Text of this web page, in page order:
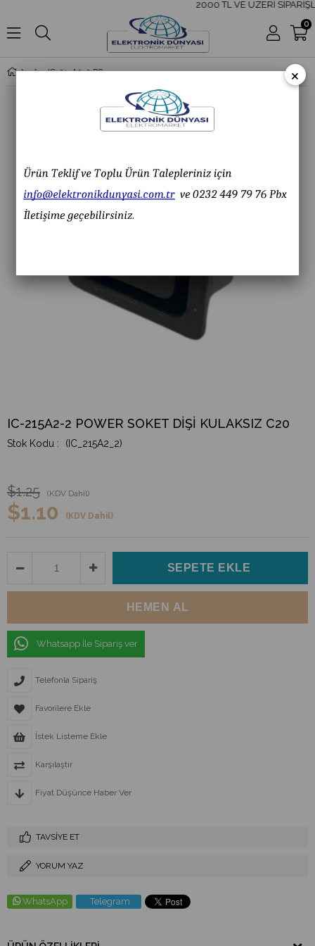
2000 TL VE ÜZERİ
0
IC-215A2-2 POWER SOKET DİŞİ KULAKSIZ C20
IC-215A2-2 POWER SOKET DİŞİ KULAKSIZ C20
(IC_215A2_2)
$1.25 (KDV Dahil)
$1.10 (KDV Dahil)
Whatsapp İle Sipariş ver
Telefonla Sipariş
Favorilere Ekle
İstek Listeme Ekle
Karşılaştır
Fiyat Düşünce Haber Ver
TAVSIYE ET
YORUM YAZ
WhatsApp Telegram
×